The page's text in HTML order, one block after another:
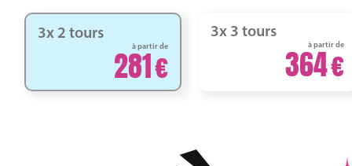
3x 2 tours
à partir de
281
3x 3 tours
à partir de
364